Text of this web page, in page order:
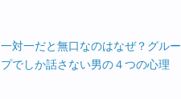
一対一だと無口なのはなぜ？グルー
プでしか話さない男の４つの心理